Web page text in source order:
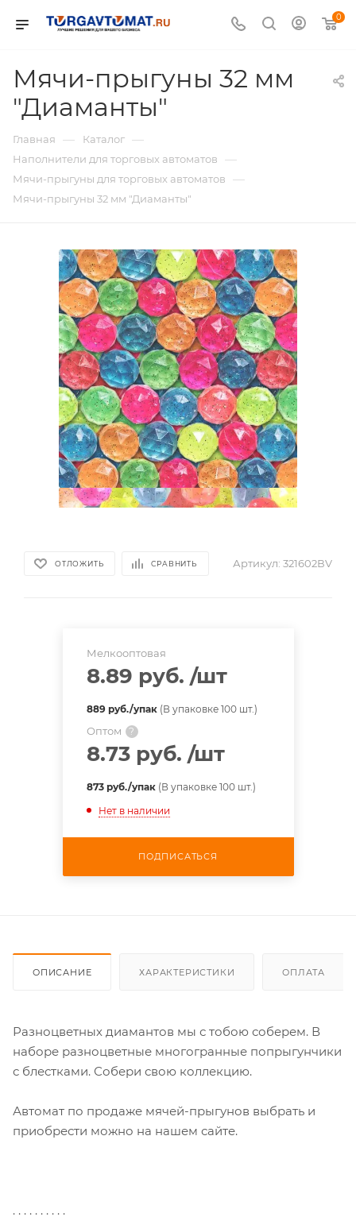
0
Мячи-прыгуны 32 мм
"Диаманты"
Главная — Каталог —
Наполнители для торговых автоматов —
Мячи-прыгуны для торговых автоматов —
Мячи-прыгуны 32 мм "Диаманты"
ОТЛОЖИТЬ СРАВНИТЬ Артикул: 321602ВV
Мелкооптовая
8.89 руб. /шт
889 руб./упак(В упаковке 100 шт.)
Оптом ?
8.73 руб. /шт
873 руб./упак(В упаковке 100 шт.)
Нет в наличии
ПОДПИСАТЬСЯ
ОПИСАНИЕ ХАРАКТЕРИСТИКИ ОПЛАТА
Разноцветных диамантов мы с тобою соберем. В
наборе разноцветные многогранные попрыгунчики
с блестками. Собери свою коллекцию.
Автомат по продаже мячей-прыгунов выбрать и
приобрести можно на нашем сайте.
. . . . . . . . . .